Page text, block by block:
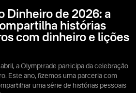
Dinheiro de 2026: a
histórias
com dinheiro e lições
abril, a Olymptrade participa da celebração
Este ano, fizemos uma parceria com
uma série de histórias pessoais